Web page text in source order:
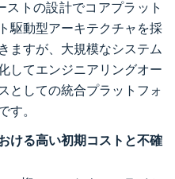
ストの設計でコアプラット
駆動型アーキテクチャを採
ますが、大規模なシステム
してエンジニアリングオー
としての統合プラットフォ
す。
ける高い初期コストと不確